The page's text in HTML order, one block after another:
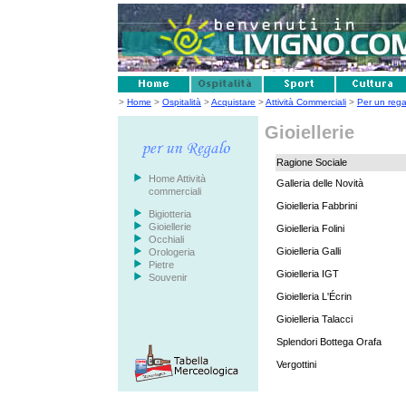
> Home > Ospitalità >Acquistare >Attività Commerciali > Per un
Home Attività
commerciali
Bigiotteria
Gioiellerie
Occhiali
Orologeria
Pietre
Souvenir
Gioiellerie
Ragione Sociale
Galleria delle Novità
Gioielleria Fabbrini
Gioielleria Folini
Gioielleria Galli
Gioielleria IGT
Gioielleria L'Écrin
Gioielleria Talacci
Splendori Bottega Orafa
Vergottini